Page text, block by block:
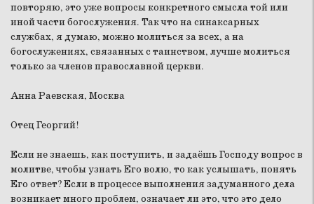
повторяю, это уже вопросы конкретного смысла той или
иной части богослужения. Так что на синаксарных
службах, я думаю, можно молиться за всех, а на
богослужениях, связанных с таинством, лучше молиться
только за членов православной церкви.
Анна Раевская, Москва
Отец Георгий!
Если не знаешь, как поступить, и задаёшь Господу вопрос в
молитве, чтобы узнать Его волю, то как услышать, понять
Его ответ? Если в процессе выполнения задуманного дела
возникает много проблем, означает ли это, что это дело